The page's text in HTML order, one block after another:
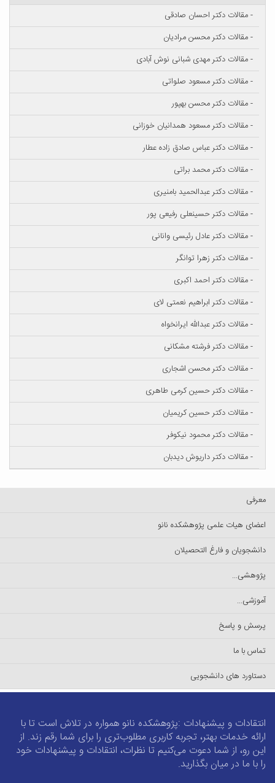
- مقالات دکتر احسان صادقی
- مقالات دکتر محسن مرادیان
- مقالات دکتر مهدی شبانی نوش آبادی
- مقالات دکتر مسعود صلواتی
- مقالات دکتر محسن بهپور
- مقالات دکتر مسعود همدانیان خوزانی
- مقالات دکتر عباس صادق زاده عطار
- مقالات دکتر محمد براتی
- مقالات دکتر عبدالحمید بامنیری
- مقالات دکتر حسینعلی رفیعی پور
- مقالات دکتر عادل رئیسی وانانی
- مقالات دکتر زهرا توانگر
- مقالات دکتر احمد اکبری
- مقالات دکتر ابراهیم نعمتی لای
- مقالات دکتر عبدالله ایرانخواه
- مقالات دکتر فرشته مشکانی
- مقالات دکتر محسن اشجاری
- مقالات دکتر حسین کرمی طاهری
- مقالات دکتر حسین کریمیان
- مقالات دکتر محمود نیکوفر
- مقالات دکتر داریوش دیدبان
معرفی
اعضای هیات علمی پژوهشکده نانو
دانشجویان و فارغ التحصیلان
پژوهشی...
آموزشی...
پرسش و پاسخ
تماس با ما
دستاورد های دانشجویی
انتقادات و پیشنهادات :پژوهشکده نانو همواره در تلاش است تا با
ارائه خدمات بهتر، تجربه کاربری مطلوب‌تری را برای شما رقم زند. از
این رو، از شما دعوت می‌کنیم تا نظرات، انتقادات و پیشنهادات خود
را با ما در میان بگذارید.